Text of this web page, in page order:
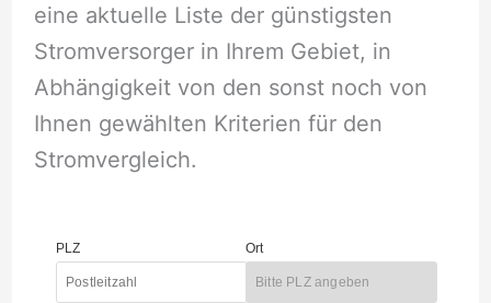
eine aktuelle Liste der günstigsten
Stromversorger in Ihrem Gebiet, in
Abhängigkeit von den sonst noch von
Ihnen gewählten Kriterien für den
Stromvergleich.